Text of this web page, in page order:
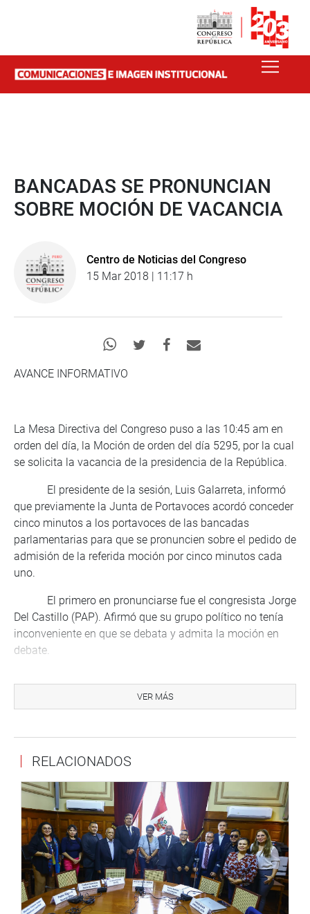
BANCADAS SE PRONUNCIAN
SOBRE MOCIÓN DE VACANCIA
Centro de Noticias del Congreso
15 Mar 2018 | 11:17 h
AVANCE INFORMATIVO
La Mesa Directiva del Congreso puso a las 10:45 am en
orden del día, la Moción de orden del día 5295, por la cual
se solicita la vacancia de la presidencia de la República.
El presidente de la sesión, Luis Galarreta, informó
que previamente la Junta de Portavoces acordó conceder
cinco minutos a los portavoces de las bancadas
parlamentarias para que se pronuncien sobre el pedido de
admisión de la referida moción por cinco minutos cada
uno.
El primero en pronunciarse fue el congresista Jorge
Del Castillo (PAP). Afirmó que su grupo político no tenía
inconveniente en que se debata y admita la moción en
debate.
Popular “nunca se ha negado a una moción de
investigación” ni rechazado una moción de interpelación,
Dijo que debería haber un amplio debate y anunció
que su bancada se pronunciará a favor.
PRENSA CONGRESO
VER MÁS
RELACIONADOS